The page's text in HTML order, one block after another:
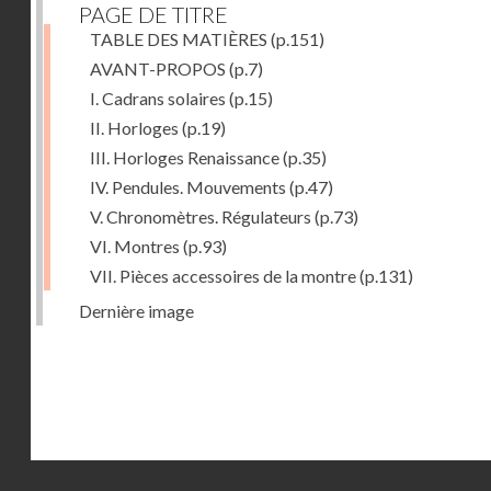
PAGE DE TITRE
TABLE DES MATIÈRES (p.151)
AVANT-PROPOS (p.7)
I. Cadrans solaires (p.15)
II. Horloges (p.19)
III. Horloges Renaissance(p.35)
IV. Pendules. Mouvements (p.47)
V. Chronomètres. Régulateurs (p.73)
VI. Montres (p.93)
VII. Pièces accessoires de la montre(p.131)
Dernière image